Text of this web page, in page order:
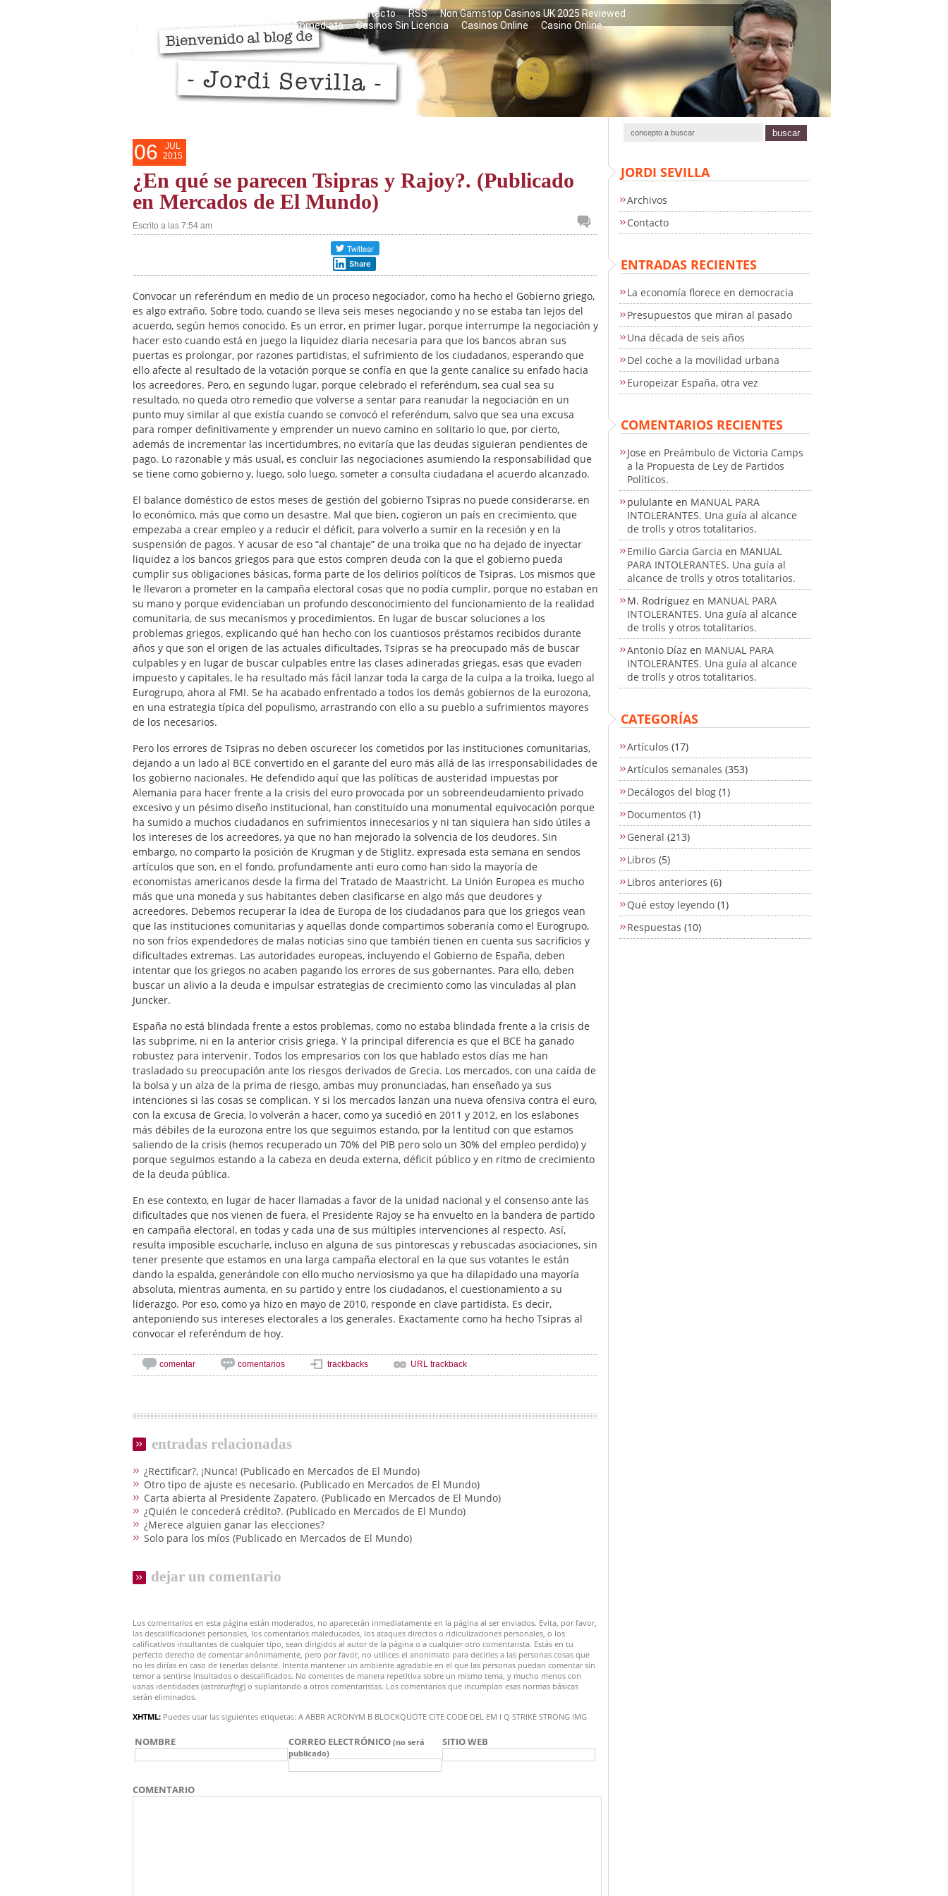
Contacto RSS
Non Gamstop Casinos UK 2025 Reviewed
Casino Non Aams Con Prelievo Immediato
Casinos Sin Licencia Casinos Online Casino Online
06
JUL
2015
¿En qué se parecen Tsipras y Rajoy?. (Publicado
en Mercados de El Mundo)
Escrito a las 7:54 am
Share
Convocar un referéndum en medio de un proceso negociador, como ha hecho el Gobierno griego,
es algo extraño. Sobre todo, cuando se lleva seis meses negociando y no se estaba tan lejos del
acuerdo, según hemos conocido. Es un error, en primer lugar, porque interrumpe la negociación y
hacer esto cuando está en juego la liquidez diaria necesaria para que los bancos abran sus
puertas es prolongar, por razones partidistas, el sufrimiento de los ciudadanos, esperando que
ello afecte al resultado de la votación porque se confía en que la gente canalice su enfado hacia
los acreedores. Pero, en segundo lugar, porque celebrado el referéndum, sea cual sea su
resultado, no queda otro remedio que volverse a sentar para reanudar la negociación en un
punto muy similar al que existía cuando se convocó el referéndum, salvo que sea una excusa
para romper definitivamente y emprender un nuevo camino en solitario lo que, por cierto,
además de incrementar las incertidumbres, no evitaría que las deudas siguieran pendientes de
pago. Lo razonable y más usual, es concluir las negociaciones asumiendo la responsabilidad que
se tiene como gobierno y, luego, solo luego, someter a consulta ciudadana el acuerdo alcanzado.
El balance doméstico de estos meses de gestión del gobierno Tsipras no puede considerarse, en
lo económico, más que como un desastre. Mal que bien, cogieron un país en crecimiento, que
empezaba a crear empleo y a reducir el déficit, para volverlo a sumir en la recesión y en la
suspensión de pagos. Y acusar de eso “al chantaje” de una troika que no ha dejado de inyectar
liquidez a los bancos griegos para que estos compren deuda con la que el gobierno pueda
cumplir sus obligaciones básicas, forma parte de los delirios políticos de Tsipras. Los mismos que
le llevaron a prometer en la campaña electoral cosas que no podía cumplir, porque no estaban en
su mano y porque evidenciaban un profundo desconocimiento del funcionamiento de la realidad
comunitaria, de sus mecanismos y procedimientos. En lugar de buscar soluciones a los
problemas griegos, explicando qué han hecho con los cuantiosos préstamos recibidos durante
años y que son el origen de las actuales dificultades, Tsipras se ha preocupado más de buscar
culpables y en lugar de buscar culpables entre las clases adineradas griegas, esas que evaden
impuesto y capitales, le ha resultado más fácil lanzar toda la carga de la culpa a la troika, luego al
Eurogrupo, ahora al FMI. Se ha acabado enfrentado a todos los demás gobiernos de la eurozona,
en una estrategia típica del populismo, arrastrando con ello a su pueblo a sufrimientos mayores
de los necesarios.
Pero los errores de Tsipras no deben oscurecer los cometidos por las instituciones comunitarias,
dejando a un lado al BCE convertido en el garante del euro más allá de las irresponsabilidades de
los gobierno nacionales. He defendido aquí que las políticas de austeridad impuestas por
Alemania para hacer frente a la crisis del euro provocada por un sobreendeudamiento privado
excesivo y un pésimo diseño institucional, han constituido una monumental equivocación porque
ha sumido a muchos ciudadanos en sufrimientos innecesarios y ni tan siquiera han sido útiles a
los intereses de los acreedores, ya que no han mejorado la solvencia de los deudores. Sin
embargo, no comparto la posición de Krugman y de Stiglitz, expresada esta semana en sendos
artículos que son, en el fondo, profundamente anti euro como han sido la mayoría de
economistas americanos desde la firma del Tratado de Maastricht. La Unión Europea es mucho
más que una moneda y sus habitantes deben clasificarse en algo más que deudores y
acreedores. Debemos recuperar la idea de Europa de los ciudadanos para que los griegos vean
que las instituciones comunitarias y aquellas donde compartimos soberanía como el Eurogrupo,
no son fríos expendedores de malas noticias sino que también tienen en cuenta sus sacrificios y
dificultades extremas. Las autoridades europeas, incluyendo el Gobierno de España, deben
intentar que los griegos no acaben pagando los errores de sus gobernantes. Para ello, deben
buscar un alivio a la deuda e impulsar estrategias de crecimiento como las vinculadas al plan
Juncker.
España no está blindada frente a estos problemas, como no estaba blindada frente a la crisis de
las subprime, ni en la anterior crisis griega. Y la principal diferencia es que el BCE ha ganado
robustez para intervenir. Todos los empresarios con los que hablado estos días me han
trasladado su preocupación ante los riesgos derivados de Grecia. Los mercados, con una caída de
la bolsa y un alza de la prima de riesgo, ambas muy pronunciadas, han enseñado ya sus
intenciones si las cosas se complican. Y si los mercados lanzan una nueva ofensiva contra el euro,
con la excusa de Grecia, lo volverán a hacer, como ya sucedió en 2011 y 2012, en los eslabones
más débiles de la eurozona entre los que seguimos estando, por la lentitud con que estamos
saliendo de la crisis (hemos recuperado un 70% del PIB pero solo un 30% del empleo perdido) y
porque seguimos estando a la cabeza en deuda externa, déficit público y en ritmo de crecimiento
de la deuda pública.
En ese contexto, en lugar de hacer llamadas a favor de la unidad nacional y el consenso ante las
dificultades que nos vienen de fuera, el Presidente Rajoy se ha envuelto en la bandera de partido
en campaña electoral, en todas y cada una de sus múltiples intervenciones al respecto. Así,
resulta imposible escucharle, incluso en alguna de sus pintorescas y rebuscadas asociaciones, sin
tener presente que estamos en una larga campaña electoral en la que sus votantes le están
dando la espalda, generándole con ello mucho nerviosismo ya que ha dilapidado una mayoría
absoluta, mientras aumenta, en su partido y entre los ciudadanos, el cuestionamiento a su
liderazgo. Por eso, como ya hizo en mayo de 2010, responde en clave partidista. Es decir,
anteponiendo sus intereses electorales a los generales. Exactamente como ha hecho Tsipras al
convocar el referéndum de hoy.
comentar comentarios trackbacks URL trackback
entradas relacionadas
¿Rectificar?, ¡Nunca! (Publicado en Mercados de El Mundo)
Otro tipo de ajuste es necesario. (Publicado en Mercados de El Mundo)
Carta abierta al Presidente Zapatero. (Publicado en Mercados de El Mundo)
¿Quién le concederá crédito?. (Publicado en Mercados de El Mundo)
¿Merece alguien ganar las elecciones?
Solo para los míos (Publicado en Mercados de El Mundo)
dejar un comentario
Los comentarios en esta página están moderados, no aparecerán inmediatamente en la página al ser enviados. Evita, por favor,
las descalificaciones personales, los comentarios maleducados, los ataques directos o ridiculizaciones personales, o los
calificativos insultantes de cualquier tipo, sean dirigidos al autor de la página o a cualquier otro comentarista. Estás en tu
perfecto derecho de comentar anónimamente, pero por favor, no utilices el anonimato para decirles a las personas cosas que
no les dirías en caso de tenerlas delante. Intenta mantener un ambiente agradable en el que las personas puedan comentar sin
temor a sentirse insultados o descalificados. No comentes de manera repetitiva sobre un mismo tema, y mucho menos con
varias identidades (astroturfing) o suplantando a otros comentaristas. Los comentarios que incumplan esas normas básicas
serán eliminados.
XHTML: Puedes usar las siguientes etiquetas: A ABBR ACRONYM B BLOCKQUOTE CITE CODE DEL EM I Q STRIKE STRONG IMG
NOMBRE CORREO ELECTRÓNICO(no será
publicado)
SITIO WEB
COMENTARIO
JORDI SEVILLA
Archivos
Contacto
ENTRADAS RECIENTES
La economía florece en democracia
Presupuestos que miran al pasado
Una década de seis años
Del coche a la movilidad urbana
Europeizar España, otra vez
COMENTARIOS RECIENTES
Jose en Preámbulo de Victoria Camps
a la Propuesta de Ley de Partidos
Políticos.
pululante en MANUAL PARA
INTOLERANTES. Una guía al alcance
de trolls y otros totalitarios.
Emilio Garcia Garcia en MANUAL
PARA INTOLERANTES. Una guía al
alcance de trolls y otros totalitarios.
M. Rodríguez en MANUAL PARA
INTOLERANTES. Una guía al alcance
de trolls y otros totalitarios.
Antonio Díaz en MANUAL PARA
INTOLERANTES. Una guía al alcance
de trolls y otros totalitarios.
CATEGORÍAS
Artículos (17)
Artículos semanales (353)
Decálogos del blog (1)
Documentos (1)
General (213)
Libros (5)
Libros anteriores (6)
Qué estoy leyendo (1)
Respuestas (10)